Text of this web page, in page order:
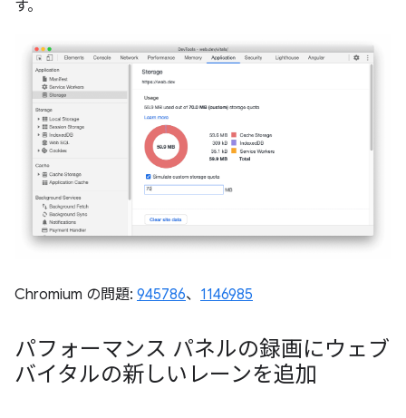
す。
Chromium の問題: 945786、 1146985
パフォーマンス パネルの録画にウェブ
バイタルの新しいレーンを追加